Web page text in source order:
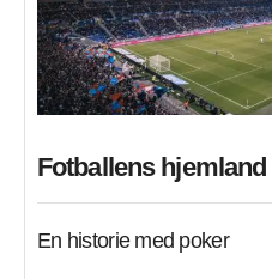
Fotballens
En historie med poker